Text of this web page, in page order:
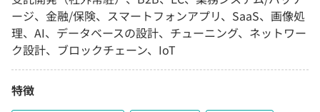
ージ、金融/保険、スマートフォンアプリ、SaaS、画像処
理、AI、データベースの設計、チューニング、ネットワー
ク設計、ブロックチェーン、IoT
特徴